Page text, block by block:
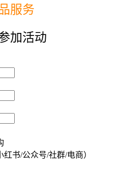
服务
加活动
红书/公众号/社群/电商）